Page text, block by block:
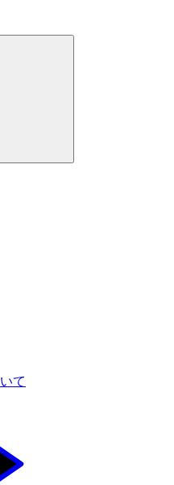
て